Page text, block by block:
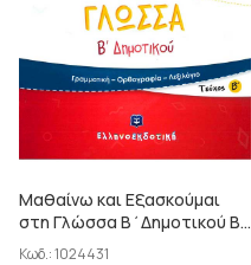
Μαθαίνω και Εξασκούμαι
στη Γλώσσα Β΄Δημοτικού Β΄
τεύχος Γκότση Γ. - ...
Κωδ.:1024431